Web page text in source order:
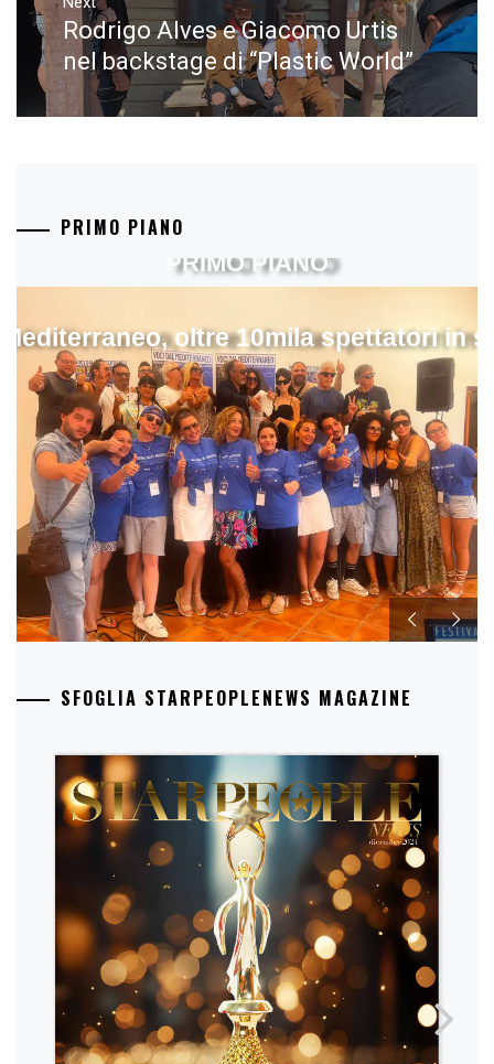
Next
post:
Rodrigo Alves e Giacomo Urtis
nel backstage di “Plastic World”
PRIMO PIANO
oltre 10mila spettatori in
PRIMO PIANO
SFOGLIA STARPEOPLENEWS MAGAZINE